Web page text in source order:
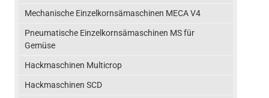
Mechanische Einzelkornsämaschinen MECA V4
Pneumatische Einzelkornsämaschinen MS für
Gemüse
Hackmaschinen Multicrop
Hackmaschinen SCD